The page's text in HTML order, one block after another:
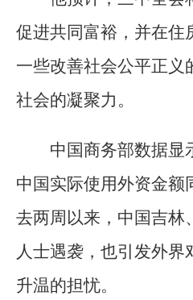
促进共同富裕，并在住
一些改善社会公平正义
社会的凝聚力。
中国商务部数据显
中国实际使用外资金额
去两周以来，中国吉林
人士遇袭，也引发外
升温的担忧。